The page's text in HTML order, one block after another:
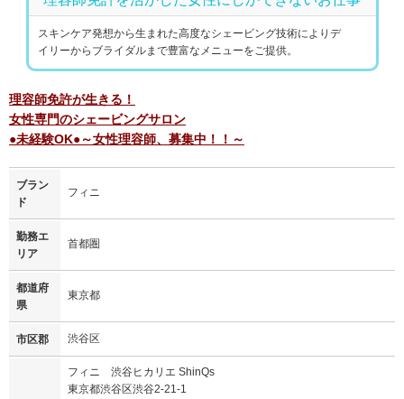
スキンケア発想から生まれた高度なシェービング技術によりデ
イリーからブライダルまで豊富なメニューをご提供。
理容師免許が生きる！
女性専門のシェービングサロン
●未経験OK●～女性理容師、募集中！！～
ブラン
ド
フィニ
勤務エ
リア
首都圏
都道府
県
東京都
市区郡 渋谷区
フィニ 渋谷ヒカリエ ShinQs
東京都渋谷区渋谷2-21-1